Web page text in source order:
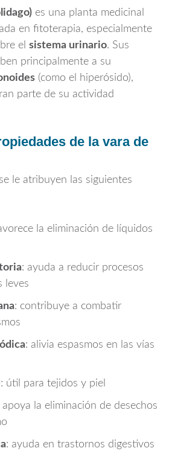
es una planta medicinal
en fitoterapia, especialmente
el sistema urinario. Sus
principalmente a su
(como el hiperósido),
parte de su actividad
de la vara de
le atribuyen las siguientes
la eliminación de líquidos
: ayuda a reducir procesos
leves
: contribuye a combatir
: alivia espasmos en las vías
: útil para tejidos y piel
apoya la eliminación de desechos
: ayuda en trastornos digestivos